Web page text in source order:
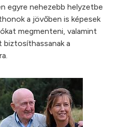
egyre nehezebb helyzetbe
a jövőben is képesek
megmenteni, valamint
biztosíthassanak a